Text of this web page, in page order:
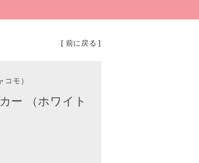
[ 前に戻る ]
コモ）
ー （ホワイト